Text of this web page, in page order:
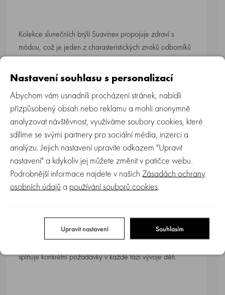
Kolekce slunečních brýlí Suavinex propojuje zdraví s
módou, což je jeden z charasteristických znaků odborníků
na kojenecký sortiment péče o děti. Jednak se jedná o
produkt zaměřený na prevenci, protože čočky brýlí jsou
filtrema jednak obsahuje
lehké flexibilní obroučky, které se přizpůsobí
dětskému obličeji.
Důkaz, že být trendy není v rozporu s důrazem na
bezpečnost, je ztělesněn v této nové kolekci stylových
brýlí. Plastové ohebné obroučky ve velké barevné škále
lze kombinovat s oblečením dětí a barevné čočky se
zrcadlovým efektem jsou prakticky nerozbitné.
Dostupné ve velikostech 0-12m, 12-24m, 24-36m, +36
splňuje konkrétní požadavky v každé fázi vývoje dětí.
Nastavení souhlasu s personalizací
Abychom vám usnadnili procházení stránek, nabídli
přizpůsobený obsah nebo reklamu a mohli anonymně
analyzovat návštěvnost, využíváme soubory cookies, které
sdílíme se svými partnery pro sociální média, inzerci a
analýzu. Jejich nastavení upravíte odkazem "Upravit
nastavení" a kdykoliv jej můžete změnit v patičce webu.
Podrobnější informace najdete v našich Zásadách ochrany
osobních údajů a používání souborů cookies.
Upravit nastavení Souhlasím